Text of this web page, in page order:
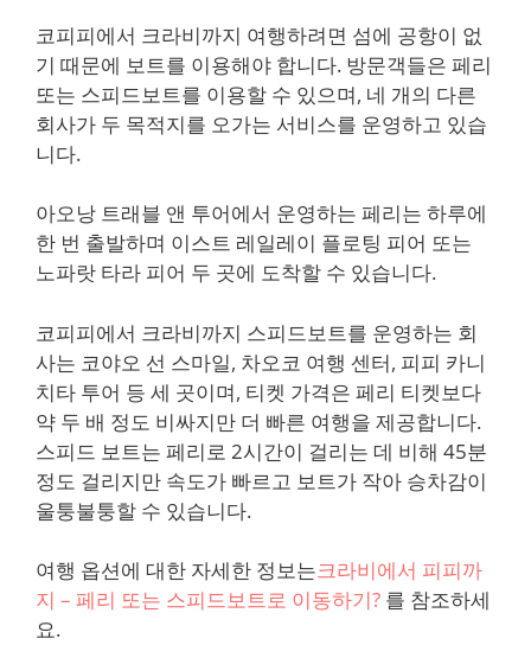
코피피에서 크라비까지 여행하려면 섬에 공항이 없
기 때문에 보트를 이용해야 합니다. 방문객들은 페리
또는 스피드보트를 이용할 수 있으며, 네 개의 다른
회사가 두 목적지를 오가는 서비스를 운영하고 있습
니다.
아오낭 트래블 앤 투어에서 운영하는 페리는 하루에
한 번 출발하며 이스트 레일레이 플로팅 피어 또는
노파랏 타라 피어 두 곳에 도착할 수 있습니다.
코피피에서 크라비까지 스피드보트를 운영하는 회
사는 코야오 선 스마일, 차오코 여행 센터, 피피 카니
치타 투어 등 세 곳이며, 티켓 가격은 페리 티켓보다
약 두 배 정도 비싸지만 더 빠른 여행을 제공합니다.
스피드 보트는 페리로 2시간이 걸리는 데 비해 45분
정도 걸리지만 속도가 빠르고 보트가 작아 승차감이
울퉁불퉁할 수 있습니다.
여행 옵션에 대한 자세한 정보는크라비에서 피피까
지 – 페리 또는 스피드보트로 이동하기? 를 참조하세
요.